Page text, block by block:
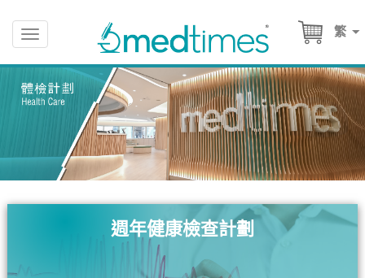
繁
Toggle
navigation
週年健康檢查計劃